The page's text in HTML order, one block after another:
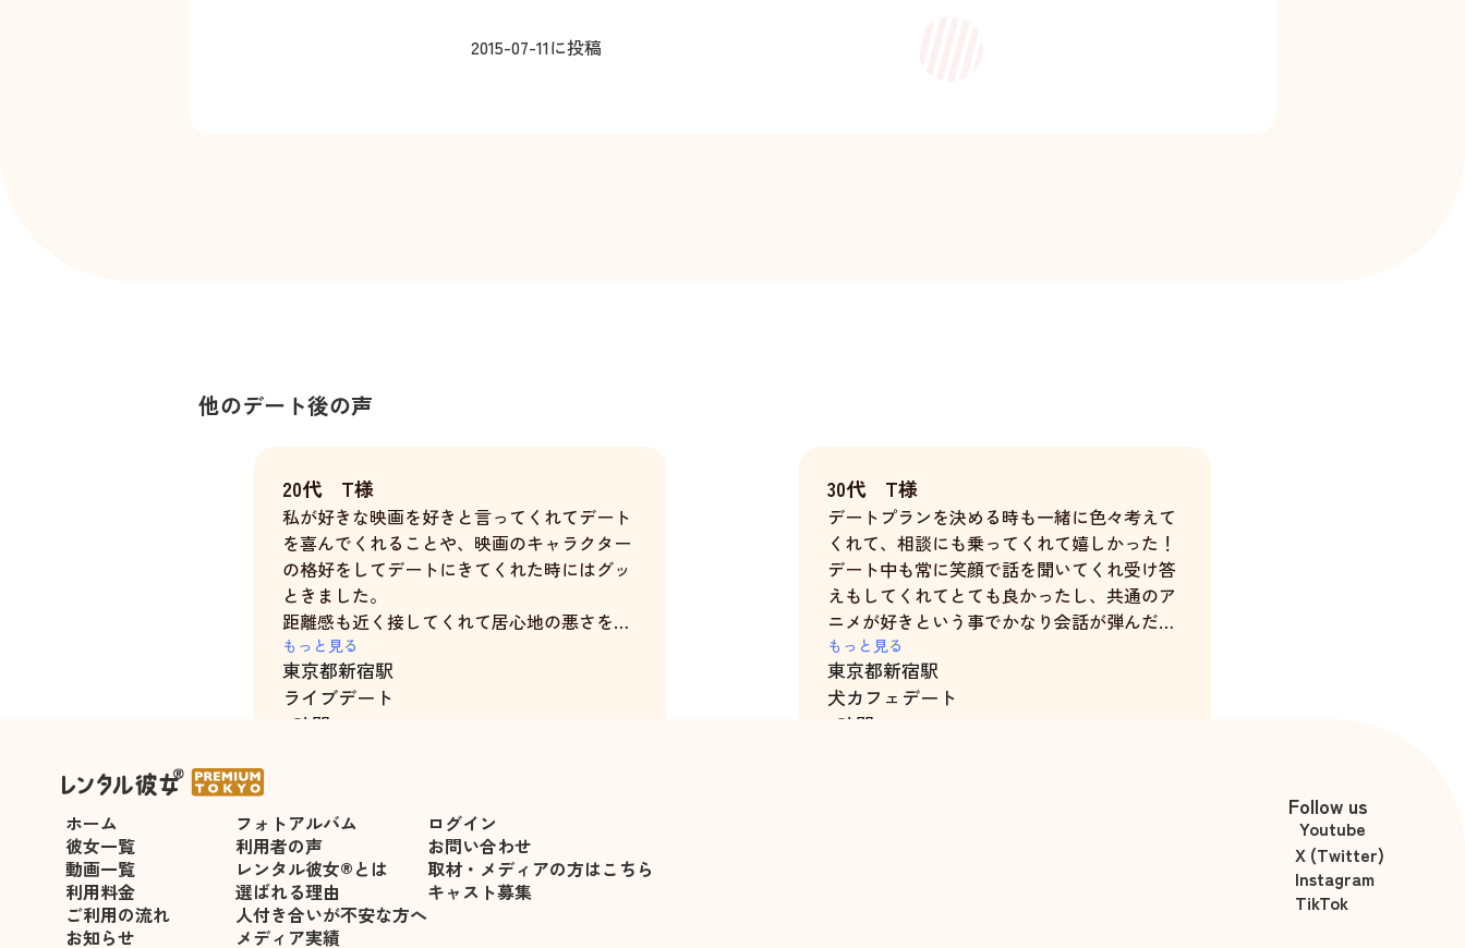
2015-07-11に投稿
他のデート後の声
20代 T様
私が好きな映画を好きと言ってくれてデート
を喜んでくれることや、映画のキャラクター
の格好をしてデートにきてくれた時にはグッ
ときました。
距離感も近く接してくれて居心地の悪さを感
じず、ずっと明るくいてくれて元気をもらえ
ました。本当に楽しかったです。
もっと見る
東京都新宿駅
ライブデート
4時間
30代 T様
デートプランを決める時も一緒に色々考えて
くれて、相談にも乗ってくれて嬉しかった！
デート中も常に笑顔で話を聞いてくれ受け答
えもしてくれてとても良かったし、共通のア
ニメが好きという事でかなり会話が弾んだ。
初めてと言っていた犬カフェもとても楽しん
でくれていて嬉しかった！
もっと見る
東京都新宿駅
犬カフェデート
7時間
ホーム
彼女一覧
動画一覧
利用料金
ご利用の流れ
お知らせ
フォトアルバム
利用者の声
レンタル彼女®とは
選ばれる理由
人付き合いが不安な方へ
メディア実績
ログイン
お問い合わせ
取材・メディアの方はこちら
キャスト募集
Follow us
Youtube
X (Twitter)
Instagram
TikTok